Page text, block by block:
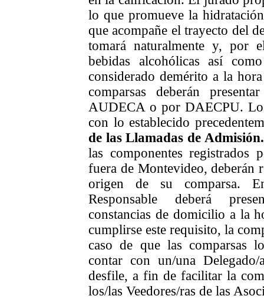
lo que promueve la
que acompañe el trayecto del
tomará naturalmente y, por
bebidas alcohólicas así
considerado demérito a la
comparsas deberán
AUDECA o por DAECPU.
con lo establecido
de las Llamadas de Admisión.
las componentes registrados
fuera de Montevideo, deberán
origen de su comparsa.
Responsable deberá
constancias de domicilio a la
cumplirse este requisito, la
caso de que las comparsas
contar con un/una
desfile, a fin de facilitar la
los/las Veedores/ras de las